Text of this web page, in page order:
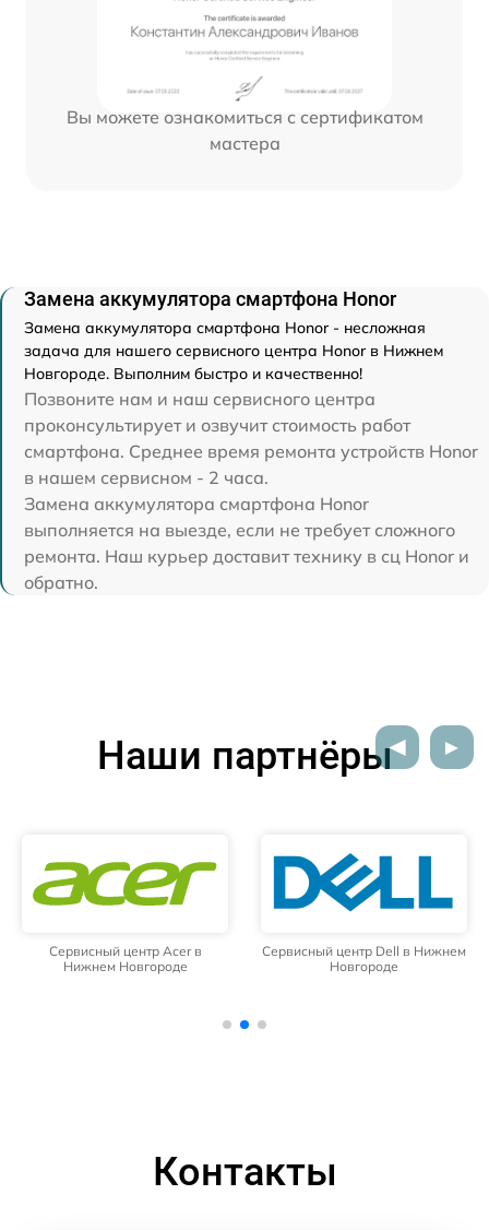
Вы можете ознакомиться с сертификатом
мастера
Замена аккумулятора смартфона Honor
Замена аккумулятора смартфона Honor - несложная
задача для нашего сервисного центра Honor в Нижнем
Новгороде. Выполним быстро и качественно!
Позвоните нам и наш сервисного центра
проконсультирует и озвучит стоимость работ
смартфона. Среднее время ремонта устройств Honor
в нашем сервисном - 2 часа.
Замена аккумулятора смартфона Honor
выполняется на выезде, если не требует сложного
ремонта. Наш курьер доставит технику в сц Honor и
обратно.
Наши партнёры
Сервисный центр Acer в
Нижнем Новгороде
Сервисный центр Dell в Нижнем
Новгороде
Контакты